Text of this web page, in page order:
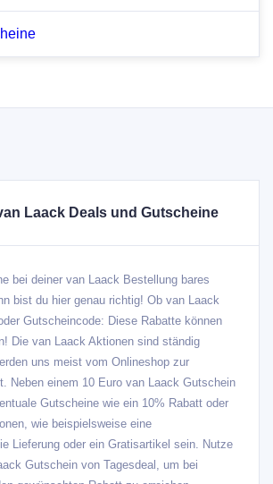
bist du hier genau richtig! Ob van Laack
Gutscheincode: Diese Rabatte können
Die van Laack Aktionen sind ständig
Neben einem 10 Euro van Laack Gutschein
Gutscheine wie ein 10% Rabatt oder
wie beispielsweise eine
Lieferung oder ein Gratisartikel sein. Nutze
Gutschein von Tagesdeal, um bei
gewünschten Rabatt zu erreichen.